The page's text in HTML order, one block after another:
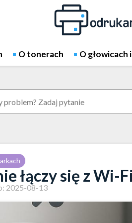
O tonerach O głowicach
łączy się z Wi-
2025-08-13